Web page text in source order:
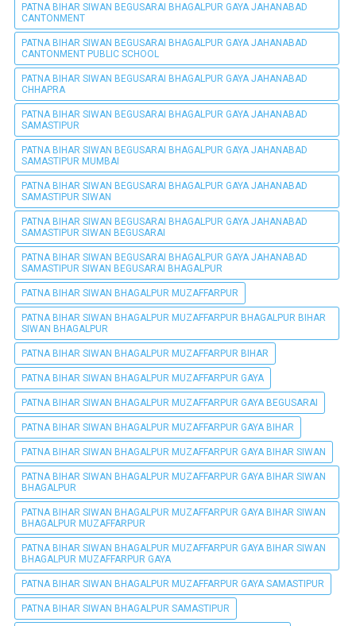
PATNA BIHAR SIWAN BEGUSARAI BHAGALPUR GAYA JAHANABAD
CANTONMENT
PATNA BIHAR SIWAN BEGUSARAI BHAGALPUR GAYA JAHANABAD
CANTONMENT PUBLIC SCHOOL
PATNA BIHAR SIWAN BEGUSARAI BHAGALPUR GAYA JAHANABAD
CHHAPRA
PATNA BIHAR SIWAN BEGUSARAI BHAGALPUR GAYA JAHANABAD
SAMASTIPUR
PATNA BIHAR SIWAN BEGUSARAI BHAGALPUR GAYA JAHANABAD
SAMASTIPUR MUMBAI
PATNA BIHAR SIWAN BEGUSARAI BHAGALPUR GAYA JAHANABAD
SAMASTIPUR SIWAN
PATNA BIHAR SIWAN BEGUSARAI BHAGALPUR GAYA JAHANABAD
SAMASTIPUR SIWAN BEGUSARAI
PATNA BIHAR SIWAN BEGUSARAI BHAGALPUR GAYA JAHANABAD
SAMASTIPUR SIWAN BEGUSARAI BHAGALPUR
PATNA BIHAR SIWAN BHAGALPUR MUZAFFARPUR
PATNA BIHAR SIWAN BHAGALPUR MUZAFFARPUR BHAGALPUR BIHAR
SIWAN BHAGALPUR
PATNA BIHAR SIWAN BHAGALPUR MUZAFFARPUR BIHAR
PATNA BIHAR SIWAN BHAGALPUR MUZAFFARPUR GAYA
PATNA BIHAR SIWAN BHAGALPUR MUZAFFARPUR GAYA BEGUSARAI
PATNA BIHAR SIWAN BHAGALPUR MUZAFFARPUR GAYA BIHAR
PATNA BIHAR SIWAN BHAGALPUR MUZAFFARPUR GAYA BIHAR SIWAN
PATNA BIHAR SIWAN BHAGALPUR MUZAFFARPUR GAYA BIHAR SIWAN
BHAGALPUR
PATNA BIHAR SIWAN BHAGALPUR MUZAFFARPUR GAYA BIHAR SIWAN
BHAGALPUR MUZAFFARPUR
PATNA BIHAR SIWAN BHAGALPUR MUZAFFARPUR GAYA BIHAR SIWAN
BHAGALPUR MUZAFFARPUR GAYA
PATNA BIHAR SIWAN BHAGALPUR MUZAFFARPUR GAYA SAMASTIPUR
PATNA BIHAR SIWAN BHAGALPUR SAMASTIPUR